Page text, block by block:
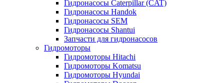
Гидронасосы Caterpillar (CAT)
Гидронасосы Handok
Гидронасосы SEM
Гидронасосы Shantui
Запчасти для гидронасосов
Гидромоторы
Гидромоторы Hitachi
Гидромоторы Komatsu
Гидромоторы Hyundai